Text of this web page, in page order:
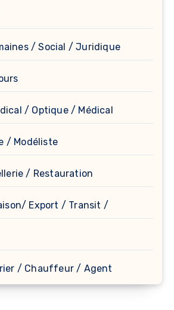
/ Social / Juridique
/ Optique / Médical
/ Modéliste
/ Restauration
Export / Transit /
/ Chauffeur / Agent